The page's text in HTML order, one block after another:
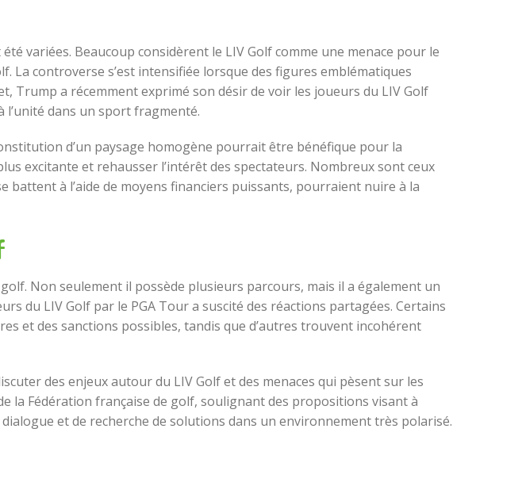
variées. Beaucoup considèrent le LIV Golf comme une menace pour le
La controverse s’est intensifiée lorsque des figures emblématiques
Trump a récemment exprimé son désir de voir les joueurs du LIV Golf
l’unité dans un sport fragmenté.
d’un paysage homogène pourrait être bénéfique pour la
excitante et rehausser l’intérêt des spectateurs. Nombreux sont ceux
battent à l’aide de moyens financiers puissants, pourraient nuire à la
Non seulement il possède plusieurs parcours, mais il a également un
du LIV Golf par le PGA Tour a suscité des réactions partagées. Certains
et des sanctions possibles, tandis que d’autres trouvent incohérent
des enjeux autour du LIV Golf et des menaces qui pèsent sur les
la Fédération française de golf, soulignant des propositions visant à
et de recherche de solutions dans un environnement très polarisé.